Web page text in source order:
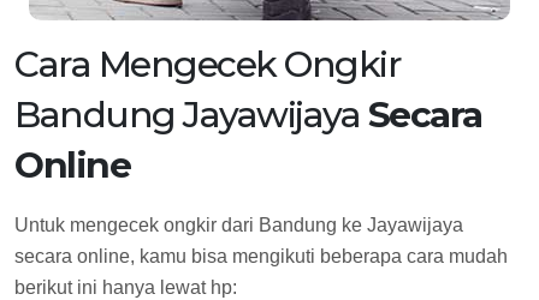
Cara Mengecek Ongkir
Bandung Jayawijaya Secara
Online
Untuk mengecek ongkir dari Bandung ke Jayawijaya
secara online, kamu bisa mengikuti beberapa cara mudah
berikut ini hanya lewat hp: